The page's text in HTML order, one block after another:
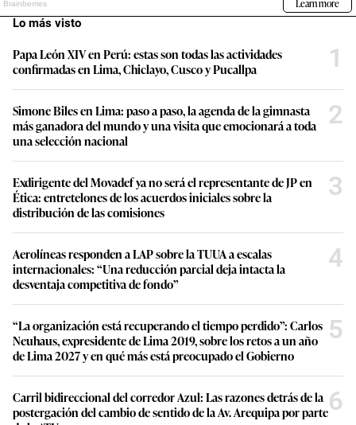
Lo más visto
Papa León XIV en Perú: estas son todas las actividades
confirmadas en Lima, Chiclayo, Cusco y Pucallpa
1
Simone Biles en Lima: paso a paso, la agenda de la gimnasta
más ganadora del mundo y una visita que emocionará a toda
una selección nacional
2
Exdirigente del Movadef ya no será el representante de JP en
Ética: entretelones de los acuerdos iniciales sobre la
distribución de las comisiones
3
Aerolíneas responden a LAP sobre la TUUA a escalas
internacionales: “Una reducción parcial deja intacta la
desventaja competitiva de fondo”
4
“La organización está recuperando el tiempo perdido”: Carlos
Neuhaus, expresidente de Lima 2019, sobre los retos a un año
de Lima 2027 y en qué más está preocupado el Gobierno
5
Carril bidireccional del corredor Azul: Las razones detrás de la
postergación del cambio de sentido de la Av. Arequipa por parte6